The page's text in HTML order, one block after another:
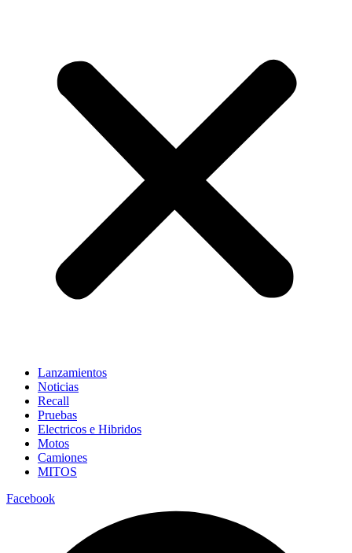
Lanzamientos
Noticias
Recall
Pruebas
Electricos e Hibridos
Motos
Camiones
MITOS
Facebook